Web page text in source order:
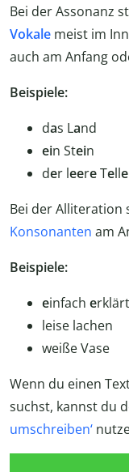
Bei der Assonanz
Vokale meist im
auch am Anfang
Beispiele:
das Land
ein Stein
der leereTelle
Bei der Alliteration
Konsonanten am
Beispiele:
einfach erklärt
leise lachen
weiße Vase
Wenn du einen
suchst, kannst du
umschreiben‘